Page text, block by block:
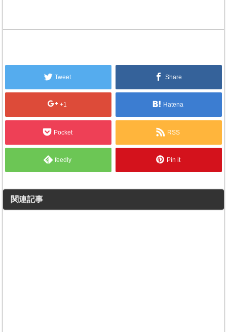
Tweet Share
+1 Hatena
Pocket RSS
feedly Pin it
関連記事